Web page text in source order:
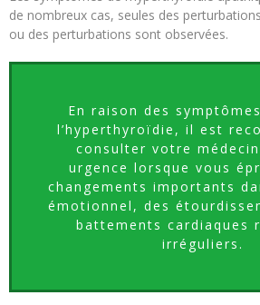
de nombreux cas, seules des
ou des perturbations sont observées.
En raison des
l’hyperthyroïdie, il est
consulter votre
urgence lorsque vous
changements importants
émotionnel, des
battements cardiaques
irréguliers.